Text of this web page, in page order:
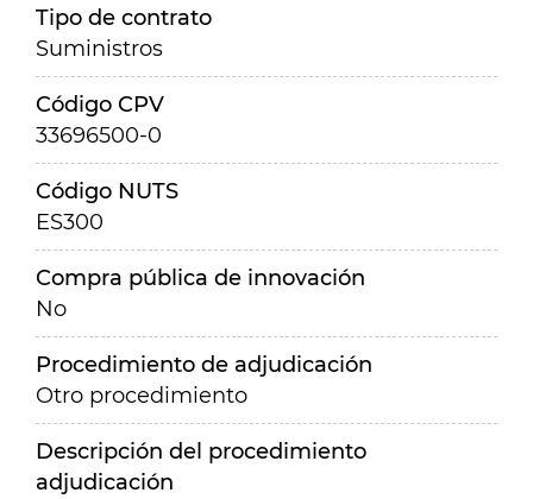
Tipo de contrato
Suministros
Código CPV
33696500-0
Código NUTS
ES300
Compra pública de innovación
No
Procedimiento de adjudicación
Otro procedimiento
Descripción del procedimiento
adjudicación